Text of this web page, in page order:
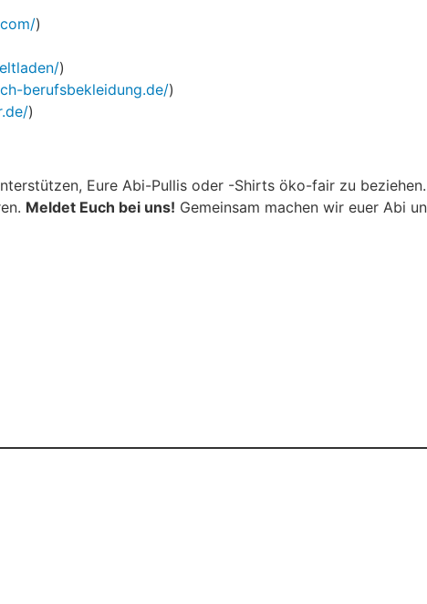
)
)
berufsbekleidung.de/)
)
Eure Abi-Pullis oder -Shirts öko-fair zu
Meldet Euch bei uns! Gemeinsam machen wir euer Abi